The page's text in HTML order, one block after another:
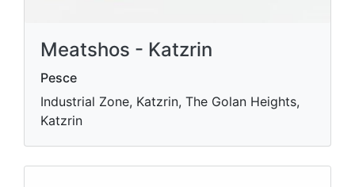
Meatshos - Katzrin
Pesce
Industrial Zone, Katzrin, The Golan Heights,
Katzrin